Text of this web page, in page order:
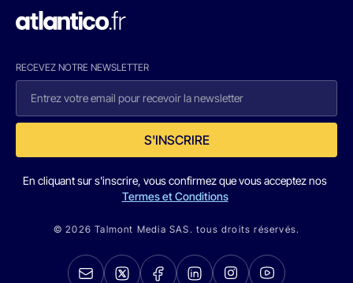
RECEVEZ NOTRE NEWSLETTER
S'INSCRIRE
En cliquant sur s'inscrire, vous confirmez que vous acceptez nos
Termes et Conditions
© 2026 Talmont Media SAS. tous droits réservés.